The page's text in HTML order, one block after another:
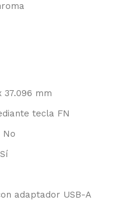
37.096 mm
tecla FN
No
Sí
adaptador USB-A